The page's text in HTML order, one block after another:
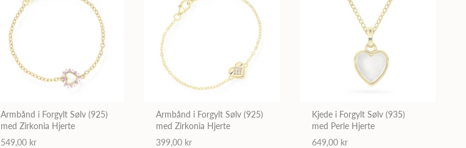
Armbånd i Forgylt Sølv (925)
med Zirkonia Hjerte
549,00 kr
Armbånd i Forgylt Sølv (925)
med Zirkonia Hjerte
399,00 kr
Kjede i Forgylt Sølv (935)
med Perle Hjerte
649,00 kr